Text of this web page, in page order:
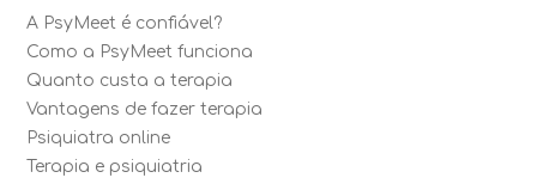
A PsyMeet é confiável?
Como a PsyMeet funciona
Quanto custa a terapia
Vantagens de fazer terapia
Psiquiatra online
Terapia e psiquiatria